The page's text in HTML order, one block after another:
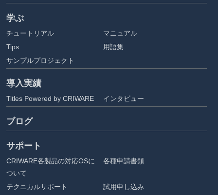
学ぶ
チュートリアル
マニュアル
Tips
用語集
サンプルプロジェクト
導入実績
Titles Powered by CRIWARE インタビュー
ブログ
サポート
CRIWARE各製品の対応OSに
ついて
各種申請書類
テクニカルサポート 試用申し込み